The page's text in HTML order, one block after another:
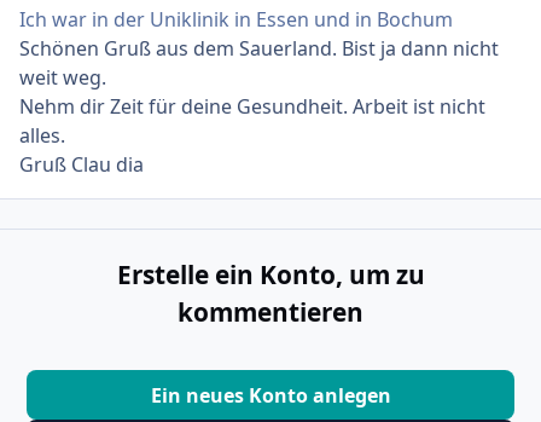
Ich war in der Uniklinik in Essen und in Bochum
Schönen Gruß aus dem Sauerland. Bist ja dann nicht
weit weg.
Nehm dir Zeit für deine Gesundheit. Arbeit ist nicht
alles.
Gruß Clau dia
Erstelle ein Konto, um zu
kommentieren
Ein neues Konto anlegen